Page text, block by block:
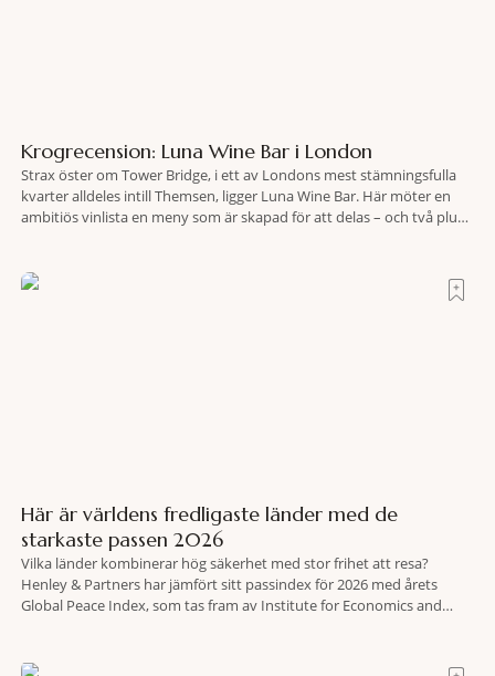
Krogrecension: Luna Wine Bar i London
Strax öster om Tower Bridge, i ett av Londons mest stämningsfulla
kvarter alldeles intill Themsen, ligger Luna Wine Bar. Här möter en
ambitiös vinlista en meny som är skapad för att delas – och två plus
Här är världens fredligaste länder med de
starkaste passen 2026
Vilka länder kombinerar hög säkerhet med stor frihet att resa?
Henley & Partners har jämfört sitt passindex för 2026 med årets
Global Peace Index, som tas fram av Institute for Economics and